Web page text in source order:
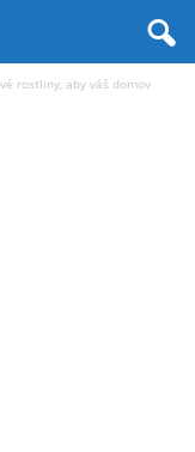
rostliny, aby váš domov